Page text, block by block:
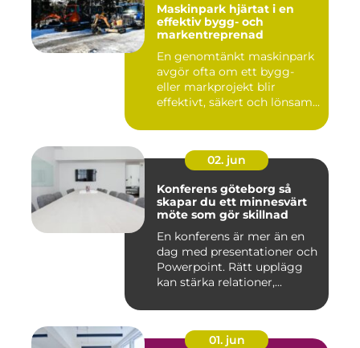
Maskinpark hjärtat i en
effektiv bygg- och
markentreprenad
En genomtänkt maskinpark
avgör ofta om ett bygg-
eller markprojekt blir
effektivt, säkert och lönsam...
02. jun
Konferens göteborg så
skapar du ett minnesvärt
möte som gör skillnad
En konferens är mer än en
dag med presentationer och
Powerpoint. Rätt upplägg
kan stärka relationer,...
01. jun